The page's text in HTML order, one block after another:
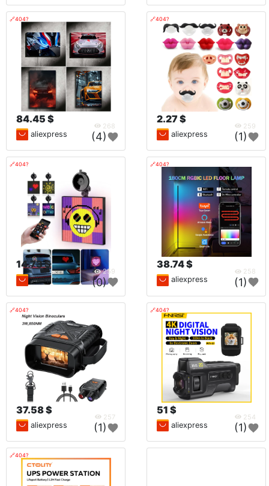
🔗404?
84.45 $
268
aliexpress (4)
🔗404?
2.27 $
259
aliexpress (1)
🔗404?
14.73 $
259
aliexpress (0)
🔗404?
38.74 $
258
aliexpress (1)
🔗404?
37.58 $
257
aliexpress (1)
🔗404?
51 $
254
aliexpress (1)
🔗404?